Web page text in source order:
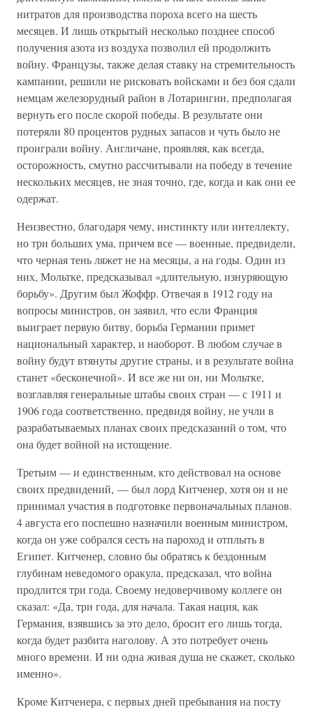
нитратов для производства пороха всего на шесть
месяцев. И лишь открытый несколько позднее способ
получения азота из воздуха позволил ей продолжить
войну. Французы, также делая ставку на стремительность
кампании, решили не рисковать войсками и без боя сдали
немцам железорудный район в Лотарингии, предполагая
вернуть его после скорой победы. В результате они
потеряли 80 процентов рудных запасов и чуть было не
проиграли войну. Англичане, проявляя, как всегда,
осторожность, смутно рассчитывали на победу в течение
нескольких месяцев, не зная точно, где, когда и как они ее
одержат.
Неизвестно, благодаря чему, инстинкту или интеллекту,
но три больших ума, причем все — военные, предвидели,
что черная тень ляжет не на месяцы, а на годы. Один из
них, Мольтке, предсказывал «длительную, изнуряющую
борьбу». Другим был Жоффр. Отвечая в 1912 году на
вопросы министров, он заявил, что если Франция
выиграет первую битву, борьба Германии примет
национальный характер, и наоборот. В любом случае в
войну будут втянуты другие страны, и в результате война
станет «бесконечной». И все же ни он, ни Мольтке,
возглавляя генеральные штабы своих стран — с 1911 и
1906 года соответственно, предвидя войну, не учли в
разрабатываемых планах своих предсказаний о том, что
она будет войной на истощение.
Третьим — и единственным, кто действовал на основе
своих предвидений, — был лорд Китченер, хотя он и не
принимал участия в подготовке первоначальных планов.
4 августа его поспешно назначили военным министром,
когда он уже собрался сесть на пароход и отплыть в
Египет. Китченер, словно бы обратясь к бездонным
глубинам неведомого оракула, предсказал, что война
продлится три года. Своему недоверчивому коллеге он
сказал: «Да, три года, для начала. Такая нация, как
Германия, взявшись за это дело, бросит его лишь тогда,
когда будет разбита наголову. А это потребует очень
много времени. И ни одна живая душа не скажет, сколько
именно».
Кроме Китченера, с первых дней пребывания на посту